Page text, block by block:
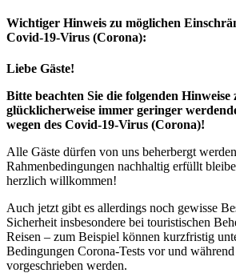
Wichtiger Hinweis zu möglichen
Covid-19-Virus (Corona):
Liebe Gäste!
Bitte beachten Sie die folgenden Hinweise
glücklicherweise immer geringer
wegen des Covid-19-Virus (Corona)!
Alle Gäste dürfen von uns beherbergt
Rahmenbedingungen nachhaltig erfüllt
herzlich willkommen!
Auch jetzt gibt es allerdings noch gewisse
Sicherheit insbesondere bei touristischen
Reisen – zum Beispiel können kurzfristig
Bedingungen Corona-Tests vor und
vorgeschrieben werden.